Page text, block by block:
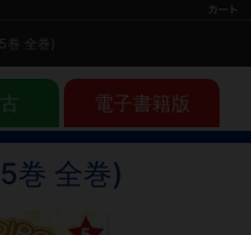
全巻)
電子書籍版
巻 全巻)